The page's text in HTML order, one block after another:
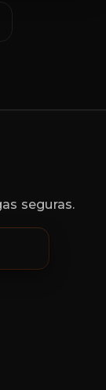
seguras.